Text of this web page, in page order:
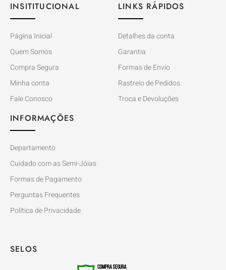
INSITITUCIONAL
Página Inicial
Quem Somos
Compra Segura
Minha conta
Fale Conosco
LINKS RÁPIDOS
Detalhes da conta
Garantia
Formas de Envio
Rastreio de Pedidos
Troca e Devoluções
INFORMAÇÕES
Departamento
Cuidado com as Semi-Jóias
Formas de Pagamento
Perguntas Frequentes
Política de Privacidade
SELOS